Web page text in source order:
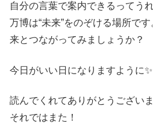
自分の言葉で案内できるってう
万博は“未来”をのぞける場所で
来とつながってみましょうか？
今日がいい日になりますように✨
読んでくれてありがとうございま
それではまた！